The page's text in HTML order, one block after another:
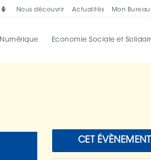
Nous découvrir Actualités Mon Bureau
Numérique Economie Sociale et
CET